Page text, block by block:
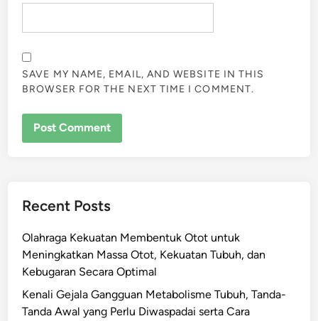
SAVE MY NAME, EMAIL, AND WEBSITE IN THIS
BROWSER FOR THE NEXT TIME I COMMENT.
Recent Posts
Olahraga Kekuatan Membentuk Otot untuk
Meningkatkan Massa Otot, Kekuatan Tubuh, dan
Kebugaran Secara Optimal
Kenali Gejala Gangguan Metabolisme Tubuh, Tanda-
Tanda Awal yang Perlu Diwaspadai serta Cara